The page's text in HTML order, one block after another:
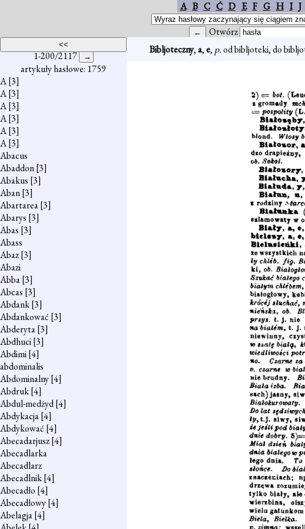
A B C Ć D E F G H I J
Otwórz
1-200/2117
artykuły hasłowe: 1759
A[3]
A[3]
A[3]
A[3]
A[3]
A[3]
Abacus
Abaddon[3]
Abakus [3]
Aban[3]
Abartarea[3]
Abarys [3]
Abas [3]
Abass
Abaz[3]
Abazi
Abba[3]
Abcas [3]
Abdank[3]
Abdankować [3]
Abderyta[3]
Abdhuci[3]
Abdimi[4]
abdominalis
Abdominalny[4]
Abdruk[4]
Abdul-medżyd[4]
Abdykacja[4]
Abdykować [4]
Abecadarjusz[4]
Abecadlarka
Abecadlarz
Abecadlnik[4]
Abecadło [4]
Abecadłowy[4]
Abelagja[4]
Bibljoteczny,a,e, p.od bibljoteki, do